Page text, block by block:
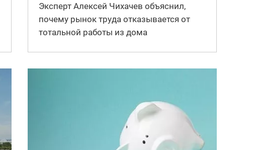
Эксперт Алексей Чихачев объяснил,
почему рынок труда отказывается от
тотальной работы из дома